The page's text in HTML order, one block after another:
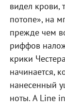
видел крови,
потопе», на
прежде чем
риффов
крики
начинается,
нанесенный
ноты. A Line